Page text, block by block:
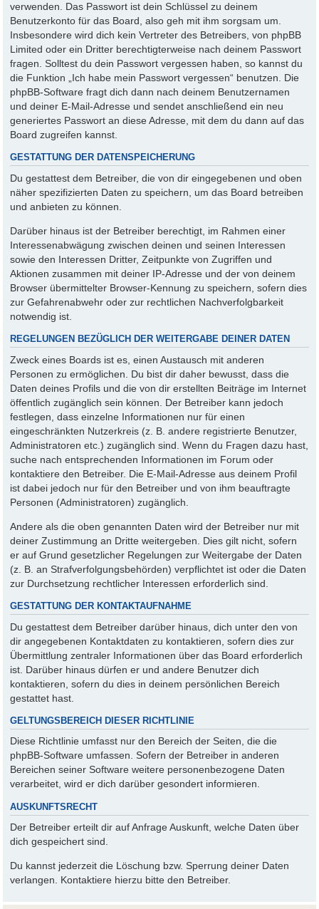
verwenden. Das Passwort ist dein Schlüssel zu deinem
Benutzerkonto für das Board, also geh mit ihm sorgsam um.
Insbesondere wird dich kein Vertreter des Betreibers, von phpBB
Limited oder ein Dritter berechtigterweise nach deinem Passwort
fragen. Solltest du dein Passwort vergessen haben, so kannst du
die Funktion „Ich habe mein Passwort vergessen“ benutzen. Die
phpBB-Software fragt dich dann nach deinem Benutzernamen
und deiner E-Mail-Adresse und sendet anschließend ein neu
generiertes Passwort an diese Adresse, mit dem du dann auf das
Board zugreifen kannst.
GESTATTUNG DER DATENSPEICHERUNG
Du gestattest dem Betreiber, die von dir eingegebenen und oben
näher spezifizierten Daten zu speichern, um das Board betreiben
und anbieten zu können.
Darüber hinaus ist der Betreiber berechtigt, im Rahmen einer
Interessenabwägung zwischen deinen und seinen Interessen
sowie den Interessen Dritter, Zeitpunkte von Zugriffen und
Aktionen zusammen mit deiner IP-Adresse und der von deinem
Browser übermittelter Browser-Kennung zu speichern, sofern dies
zur Gefahrenabwehr oder zur rechtlichen Nachverfolgbarkeit
notwendig ist.
REGELUNGEN BEZÜGLICH DER WEITERGABE DEINER DATEN
Zweck eines Boards ist es, einen Austausch mit anderen
Personen zu ermöglichen. Du bist dir daher bewusst, dass die
Daten deines Profils und die von dir erstellten Beiträge im Internet
öffentlich zugänglich sein können. Der Betreiber kann jedoch
festlegen, dass einzelne Informationen nur für einen
eingeschränkten Nutzerkreis (z. B. andere registrierte Benutzer,
Administratoren etc.) zugänglich sind. Wenn du Fragen dazu hast,
suche nach entsprechenden Informationen im Forum oder
kontaktiere den Betreiber. Die E-Mail-Adresse aus deinem Profil
ist dabei jedoch nur für den Betreiber und von ihm beauftragte
Personen (Administratoren) zugänglich.
Andere als die oben genannten Daten wird der Betreiber nur mit
deiner Zustimmung an Dritte weitergeben. Dies gilt nicht, sofern
er auf Grund gesetzlicher Regelungen zur Weitergabe der Daten
(z. B. an Strafverfolgungsbehörden) verpflichtet ist oder die Daten
zur Durchsetzung rechtlicher Interessen erforderlich sind.
GESTATTUNG DER KONTAKTAUFNAHME
Du gestattest dem Betreiber darüber hinaus, dich unter den von
dir angegebenen Kontaktdaten zu kontaktieren, sofern dies zur
Übermittlung zentraler Informationen über das Board erforderlich
ist. Darüber hinaus dürfen er und andere Benutzer dich
kontaktieren, sofern du dies in deinem persönlichen Bereich
gestattet hast.
GELTUNGSBEREICH DIESER RICHTLINIE
Diese Richtlinie umfasst nur den Bereich der Seiten, die die
phpBB-Software umfassen. Sofern der Betreiber in anderen
Bereichen seiner Software weitere personenbezogene Daten
verarbeitet, wird er dich darüber gesondert informieren.
AUSKUNFTSRECHT
Der Betreiber erteilt dir auf Anfrage Auskunft, welche Daten über
dich gespeichert sind.
Du kannst jederzeit die Löschung bzw. Sperrung deiner Daten
verlangen. Kontaktiere hierzu bitte den Betreiber.